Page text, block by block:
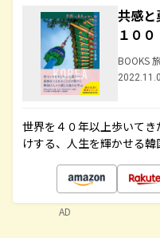
共感と
１００
BOOKS
世界を４０年以上歩いて
けする、人生を輝かせる
AD